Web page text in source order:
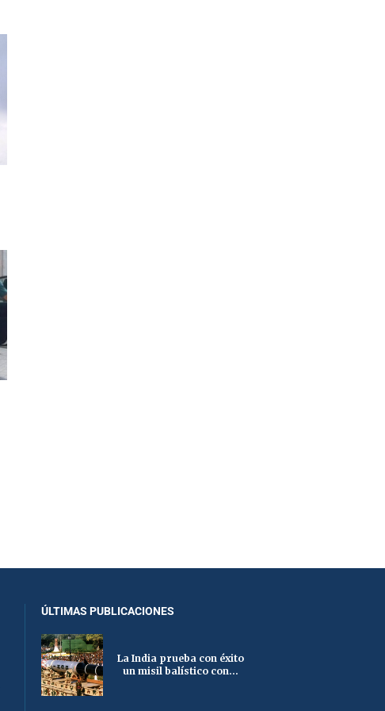
ÚLTIMAS PUBLICACIONES
La India prueba con éxito
un misil balístico con...